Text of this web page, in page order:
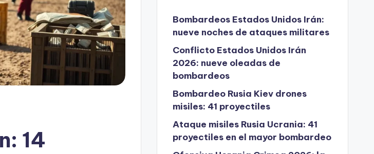
14
Bombardeos Estados Unidos Irán:
nueve noches de ataques militares
Conflicto Estados Unidos Irán
2026: nueve oleadas de
bombardeos
Bombardeo Rusia Kiev drones
misiles: 41 proyectiles
Ataque misiles Rusia Ucrania: 41
proyectiles en el mayor bombardeo